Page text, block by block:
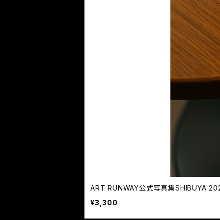
ART RUNWAY公式写真集SHIBUYA
¥3,300